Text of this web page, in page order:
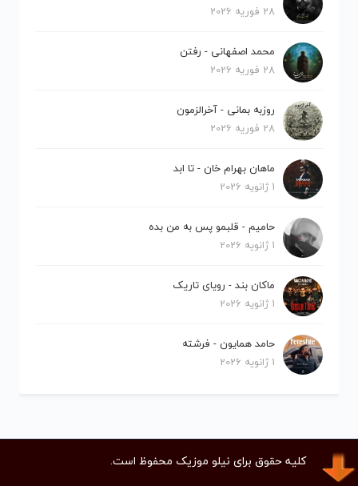
28 فوریه 2026
محمد اصفهانی - رفتن
28 فوریه 2026
روزبه بمانی - آخرالزمون
28 فوریه 2026
ماهان بهرام خان - تا ابد
1 ژانویه 2026
حامیم - قلبمو پس به من بده
1 ژانویه 2026
ماکان بند - رویای تاریک
1 ژانویه 2026
حامد همایون - فرشته
1 ژانویه 2026
کلیه حقوق برای نیلو موزیک محفوظ است.